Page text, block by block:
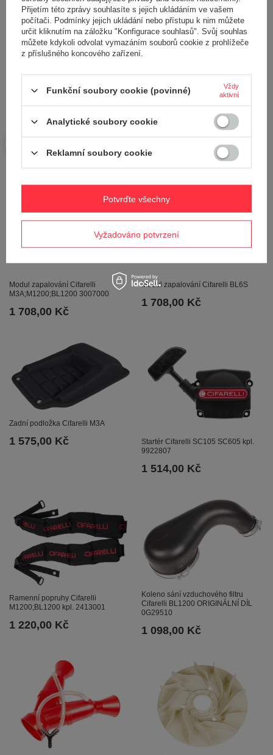
Setrvačník kompletní Cifarelli
M3A;BL1200 0G07500
1 819,00 Kč
Skříň ventilátoru Cifarelli M1200
0G32101
1 819,00 Kč
Modul zapalování Cifarelli
M3A;M1200;BL1200 3007000
1 708,00 Kč
Modul zapalování Cifarelli BL6S
1 708,00 Kč
Zadní podložka Cifarelli M3A
1 575,00 Kč
Startér Cifarelli SC105 SC605 kpl.
9922807
1 514,00 Kč
Ramenní popruhy Cifarelli
M1200;BL1200 kpl. 2413001
1 220,00 Kč
Koleno sání vzduchového filtru
Cifarelli BL1200 ORIGINÁLNÍ DÍL
0G29510
1 098,00 Kč
Přijetím této zprávy souhlasíte s jejich ukládáním ve vašem
počítači. Podmínky jejich ukládání nebo přístupu k nim můžete
určit kliknutím na záložku "Konfigurace souhlasů". Svůj souhlas
můžete kdykoli odvolat vymazáním souborů cookie z prohlížeče
z příslušného koncového zařízení.
Funkční soubory cookie (povinné)
Vždy
aktivní
Analytické soubory cookie
Reklamní soubory cookie
Vyžadováno potvrzení
Potvrďte všechny